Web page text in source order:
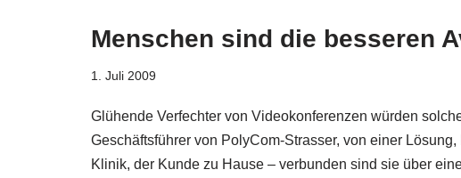
Menschen sind die besseren
1. Juli 2009
Glühende Verfechter von Videokonferenzen würden
Geschäftsführer von PolyCom-Strasser, von einer
Klinik, der Kunde zu Hause – verbunden sind sie über